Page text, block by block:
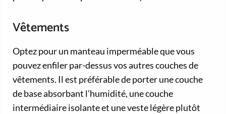
Vêtements
Optez pour un manteau imperméable que vous
pouvez enfiler par-dessus vos autres couches de
vêtements. Il est préférable de porter une couche
de base absorbant l’humidité, une couche
intermédiaire isolante et une veste légère plutôt